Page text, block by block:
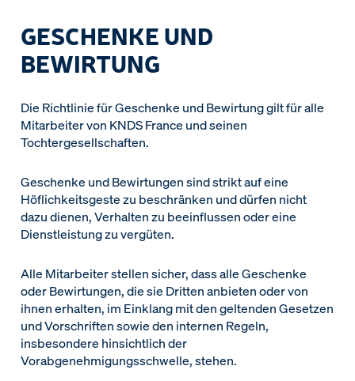
GESCHENKE UND
BEWIRTUNG
Die Richtlinie für Geschenke und Bewirtung gilt für alle
Mitarbeiter von KNDS France und seinen
Tochtergesellschaften.
Geschenke und Bewirtungen sind strikt auf eine
Höflichkeitsgeste zu beschränken und dürfen nicht
dazu dienen, Verhalten zu beeinflussen oder eine
Dienstleistung zu vergüten.
Alle Mitarbeiter stellen sicher, dass alle Geschenke
oder Bewirtungen, die sie Dritten anbieten oder von
ihnen erhalten, im Einklang mit den geltenden Gesetzen
und Vorschriften sowie den internen Regeln,
insbesondere hinsichtlich der
Vorabgenehmigungsschwelle, stehen.